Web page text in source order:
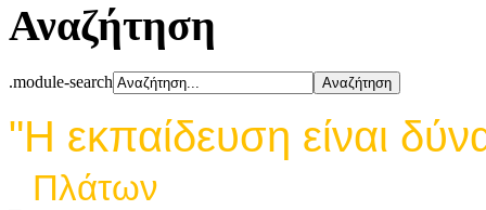
Αναζήτηση
.module-search
"Η εκπαίδευση είναι
Πλάτων